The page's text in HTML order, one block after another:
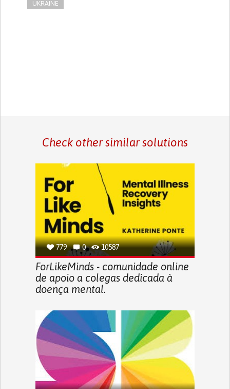
UKRAINE
Check other similar solutions
779 0 10587
ForLikeMinds - comunidade online
de apoio a colegas dedicada à
doença mental.